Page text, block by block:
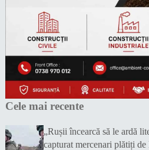
Cele mai recente
„Rușii încearcă să le ardă
capturat mercenari plătiți